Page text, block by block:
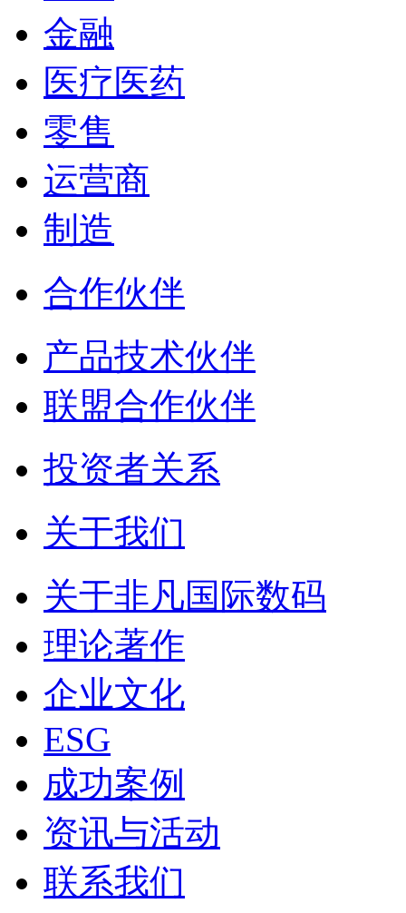
金融
医疗医药
零售
运营商
制造
合作伙伴
产品技术伙伴
联盟合作伙伴
投资者关系
关于我们
关于非凡国际数码
理论著作
企业文化
ESG
成功案例
资讯与活动
联系我们